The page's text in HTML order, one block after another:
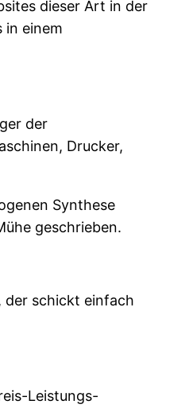
dieser Art in der
in einem
der
Drucker,
Synthese
geschrieben.
der schickt einfach
Leistungs-